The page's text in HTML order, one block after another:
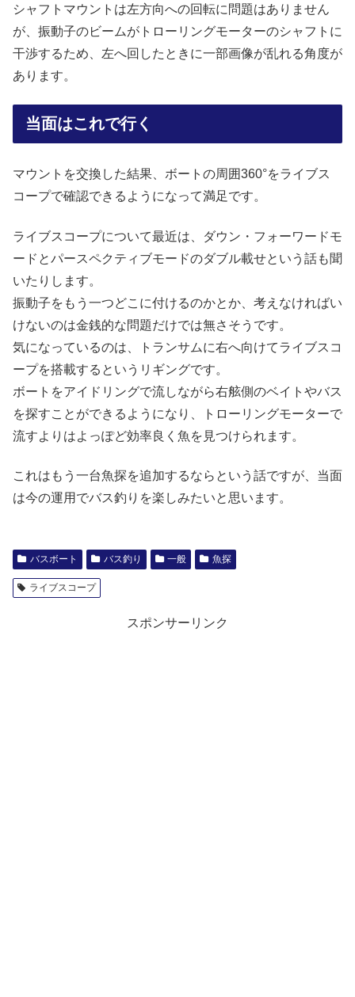
シャフトマウントは左方向への回転に問題はありません
が、振動子のビームがトローリングモーターのシャフトに
干渉するため、左へ回したときに一部画像が乱れる角度が
あります。
当面はこれで行く
マウントを交換した結果、ボートの周囲360°をライブス
コープで確認できるようになって満足です。
ライブスコープについて最近は、ダウン・フォーワードモ
ードとパースペクティブモードのダブル載せという話も聞
いたりします。
振動子をもう一つどこに付けるのかとか、考えなければい
けないのは金銭的な問題だけでは無さそうです。
気になっているのは、トランサムに右へ向けてライブスコ
ープを搭載するというリギングです。
ボートをアイドリングで流しながら右舷側のベイトやバス
を探すことができるようになり、トローリングモーターで
流すよりはよっぽど効率良く魚を見つけられます。
これはもう一台魚探を追加するならという話ですが、当面
は今の運用でバス釣りを楽しみたいと思います。
バスボート バス釣り 一般 魚探
ライブスコープ
スポンサーリンク